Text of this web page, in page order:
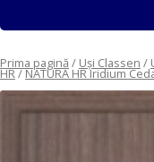
Prima pagină / Uși Classen /
HR/NATURA HR Iridium